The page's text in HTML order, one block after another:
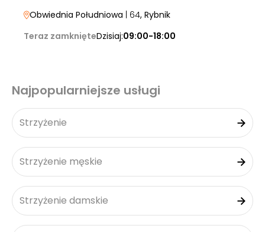
Obwiednia Południowa | 64, Rybnik
Teraz zamknięteDzisiaj:09:00-18:00
Najpopularniejsze usługi
Strzyżenie
Strzyżenie męskie
Strzyżenie damskie